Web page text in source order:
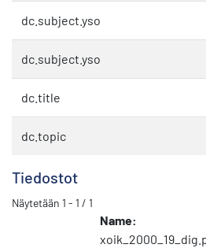
dc.subject.yso
dc.subject.yso
dc.title
dc.topic
Tiedostot
Näytetään 1 - 1 / 1
Name: